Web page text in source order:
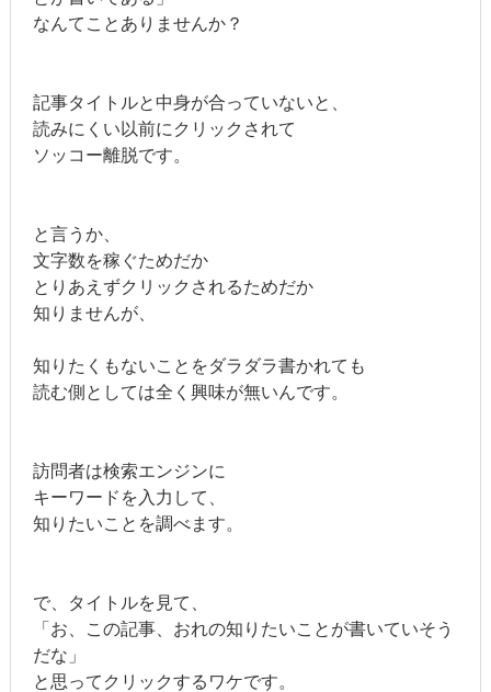
なんてことありませんか？
記事タイトルと中身が合っていないと、
読みにくい以前にクリックされて
ソッコー離脱です。
と言うか、
文字数を稼ぐためだか
とりあえずクリックされるためだか
知りませんが、
知りたくもないことをダラダラ書かれても
読む側としては全く興味が無いんです。
訪問者は検索エンジンに
キーワードを入力して、
知りたいことを調べます。
で、タイトルを見て、
「お、この記事、おれの知りたいことが書いていそう
だな」
と思ってクリックするワケです。